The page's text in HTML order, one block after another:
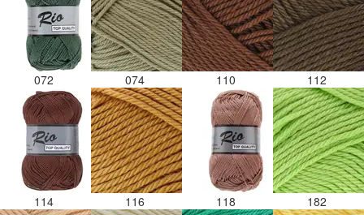
072 074 110 112
114 116 118 182